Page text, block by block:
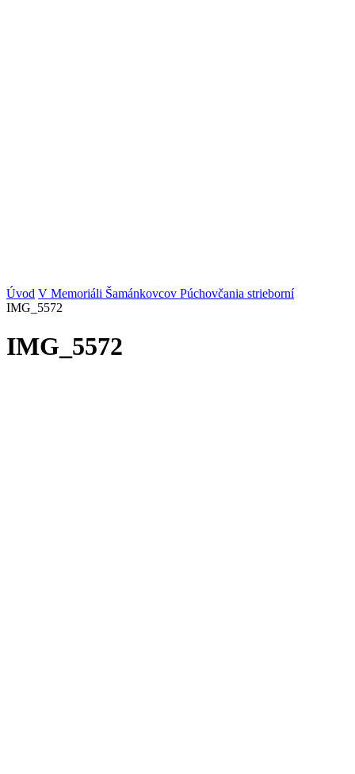
Úvod V Memoriáli Šamánkovcov Púchovčania strieborní
IMG_5572
IMG_5572